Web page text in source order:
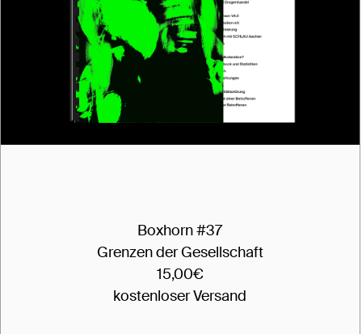
Boxhorn #37
Grenzen der Gesellschaft
15,00€
kostenloser Versand